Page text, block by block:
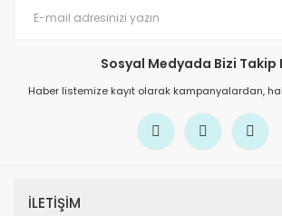
Sosyal Medyada Bizi Takip
Haber listemize kayıt olarak kampanyalardan,
İLETİŞİM